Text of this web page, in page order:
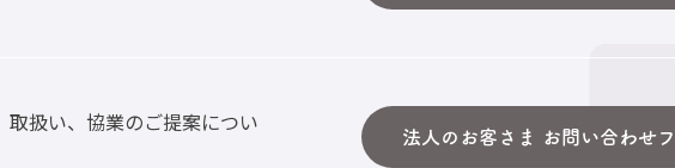
扱い、協業のご提案につい
法人のお客さま お問い合わせフ